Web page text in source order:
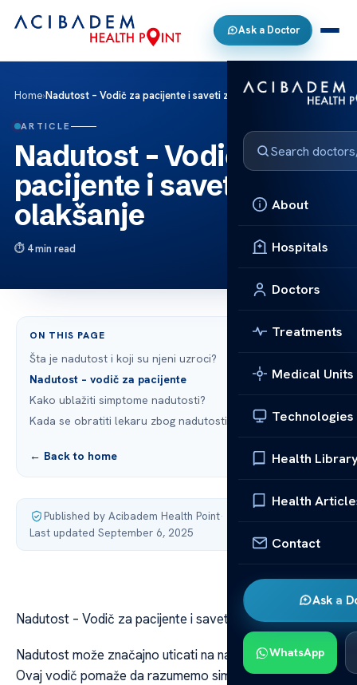
Ask a Doctor
About
Hospitals
Doctors
Treatments
Medical Units
Technologies
Health
Health
Contact
Ask a
WhatsApp
Home›Nadutost – Vodič za pacijente i saveti za olakšanje
ARTICLE
Nadutost – Vodič za
pacijente i saveti za
olakšanje
4 min read
ON THIS PAGE
Šta je nadutost i koji su njeni uzroci?
Nadutost – vodič za pacijente
Kako ublažiti simptome nadutosti?
Kada se obratiti lekaru zbog nadutosti?
← Back to home
Published by Acibadem Health Point·
Last updated September 6, 2025
Nadutost – Vodič za pacijente i saveti za olakšanje
Nadutost može značajno uticati na našu kvalitet života.
Ovaj vodič pomaže da razumemo simptome i uzroke